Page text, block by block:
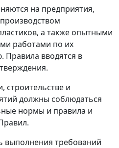
на предприятия,
а также опытными
работами по их
вводятся в
строительстве и
должны соблюдаться
нормы и правила и
выполнения требований